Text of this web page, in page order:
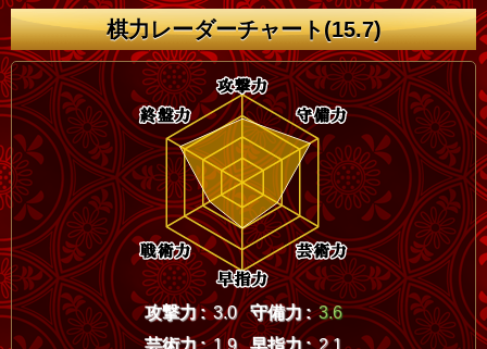
棋力レーダーチャート(15.7)
攻撃力 : 3.0 守備力 : 3.6
芸術力 : 1.9 早指力 : 2.1